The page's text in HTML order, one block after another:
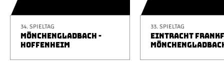
34. SPIELTAG
MÖNCHENGLADBACH -
HOFFENHEIM
33. SPIELTAG
EINTRACHT